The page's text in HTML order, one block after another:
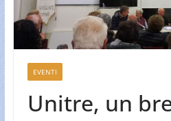
EVENTI
Unitre, un